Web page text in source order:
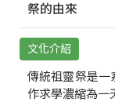
祭的由來
文化介紹
傳統祖靈祭是一
作求學濃縮為一